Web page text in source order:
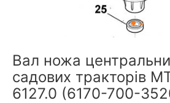
Вал ножа
садових тракторів
6127.0 (6170-700-